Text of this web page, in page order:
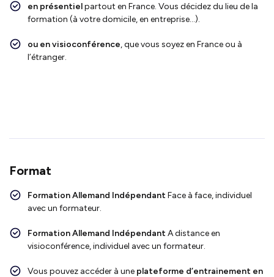
en présentielpartout en France. Vous décidez du lieu de la
formation (à votre domicile, en entreprise…).
ou en visioconférence, que vous soyez en France ou à
l’étranger.
Format
Formation Allemand Indépendant Face à face, individuel
avec un formateur.
Formation Allemand Indépendant Adistance en
visioconférence, individuel avec un formateur.
Vous pouvez accéder à une plateforme d’entrainement en